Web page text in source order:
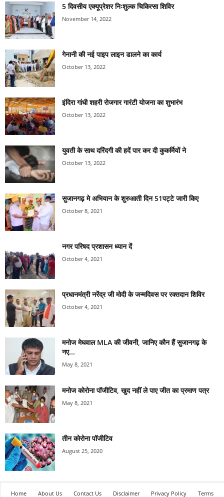
5 दिवसीय एक्यूप्रेशर निःशुल्क चिकित्सा शिविर
November 14, 2022
गेनानी की नई पाइप लाइन डालने का कार्य
October 13, 2022
इंदिरा गांधी शहरी रोजगार गारंटी योजना का शुभारंभ
October 13, 2022
युवती के साथ दरिंदगी की हदें पार कर दी कुकर्मियों ने
October 13, 2022
सुजानगढ़ मे अभियान के शुरुआती दिन 51पट्टे जारी किए
October 8, 2021
नगर परिषद प्रशासन ध्यान दें
October 4, 2021
प्रधानमंत्री नरेंद्र जी मोदी के जन्मदिवस पर रक्तदान शिविर
October 4, 2021
मनोज मेघवाल MLA की जीवनी, जानिए कौन हैं सुजानगढ़ के
नए...
May 8, 2021
मनोज कोरोना पॉजीटिव, खुद नहीं ले पाए जीत का प्रमाण पत्र
May 8, 2021
तीन कोरोना पॉजीटिव
August 25, 2020
Home About Us Contact Us Disclaimer Privacy Policy Terms